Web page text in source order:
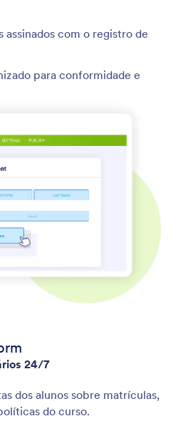
assinados com o registro de
para conformidade e
24/7
dos alunos sobre matrículas,
do curso.